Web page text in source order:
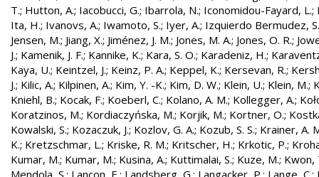
T.; Hutton, A.; Iacobucci, G.; Ibarrola, N.; Iconomidou-Fayard, L.;
Ita, H.; Ivanovs, A.; Iwamoto, S.; Iyer, A.; Izquierdo Bermudez, S.
Jensen, M.; Jiang, X.; Jiménez, J. M.; Jones, M. A.; Jones, O. R.;
J.; Kamenik, J. F.; Kannike, K.; Kara, S. O.; Karadeniz, H.;
Kaya, U.; Keintzel, J.; Keinz, P. A.; Keppel, K.; Kersevan, R.;
J.; Kilic, A.; Kilpinen, A.; Kim, Y. -K.; Kim, D. W.; Klein, U.; Klein, M.;
Kniehl, B.; Kocak, F.; Koeberl, C.; Kolano, A. M.; Kollegger, A.;
Koratzinos, M.; Kordiaczyńska, M.; Korjik, M.; Kortner, O.;
Kowalski, S.; Kozaczuk, J.; Kozlov, G. A.; Kozub, S. S.; Krainer, A.
K.; Kretzschmar, L.; Kriske, R. M.; Kritscher, H.; Krkotic, P.;
Kumar, M.; Kumar, M.; Kusina, A.; Kuttimalai, S.; Kuze, M.; Kwon,
Mendola, S.; Lançon, E.; Landsberg, G.; Langacker, P.; Lange, C.;